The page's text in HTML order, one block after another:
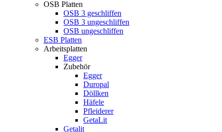
OSB Platten
OSB 3 geschliffen
OSB 3 ungeschliffen
OSB ungeschliffen
ESB Platten
Arbeitsplatten
Egger
Zubehör
Egger
Duropal
Döllken
Häfele
Pfleiderer
GetaLit
Getalit